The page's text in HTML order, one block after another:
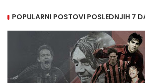
POPULARNI POSTOVI POSLEDNJIH 7